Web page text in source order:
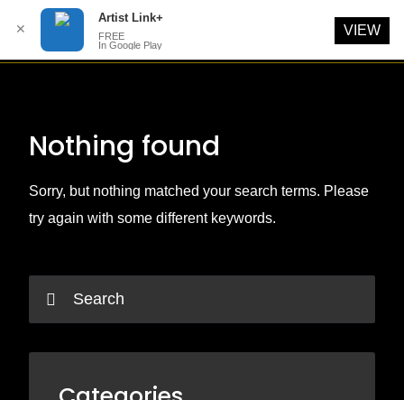
Nothing found
Sorry, but nothing matched your search terms. Please
try again with some different keywords.
✕
Artist Link+
FREE
In Google Play
VIEW